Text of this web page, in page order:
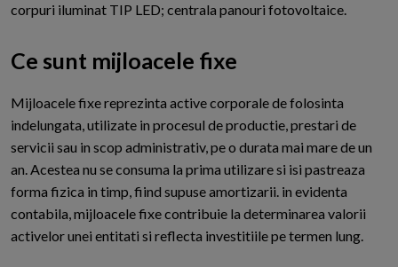
corpuri iluminat TIP LED; centrala panouri fotovoltaice.
Ce sunt mijloacele fixe
Mijloacele fixe reprezinta active corporale de folosinta
indelungata, utilizate in procesul de productie, prestari de
servicii sau in scop administrativ, pe o durata mai mare de un
an. Acestea nu se consuma la prima utilizare si isi pastreaza
forma fizica in timp, fiind supuse amortizarii. in evidenta
contabila, mijloacele fixe contribuie la determinarea valorii
activelor unei entitati si reflecta investitiile pe termen lung.